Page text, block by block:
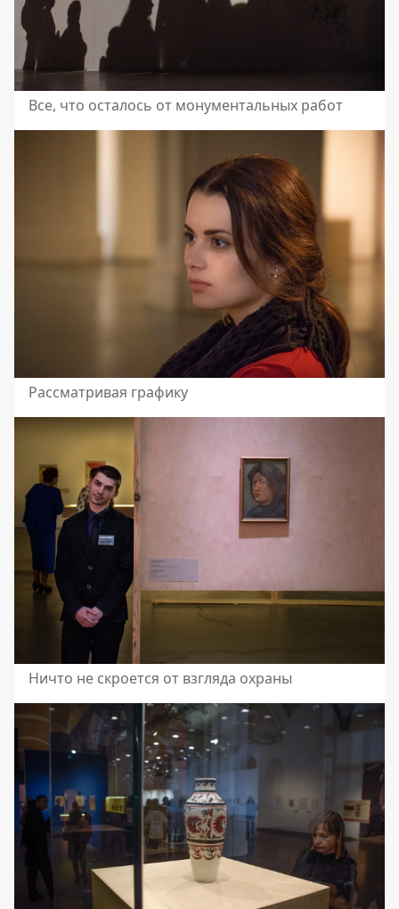
Все, что осталось от монументальных работ
Рассматривая графику
Ничто не скроется от взгляда охраны